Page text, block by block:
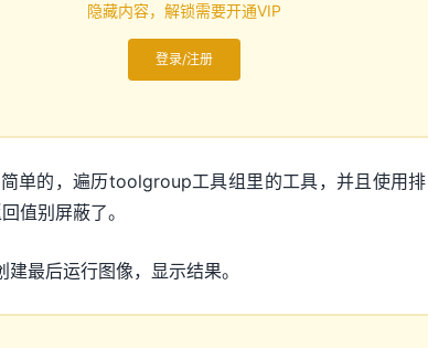
隐藏内容，解锁需要开通VIP
登录/注册
单的，遍历toolgroup工具组里的工具，并且使用
值别屏蔽了。
最后运行图像，显示结果。